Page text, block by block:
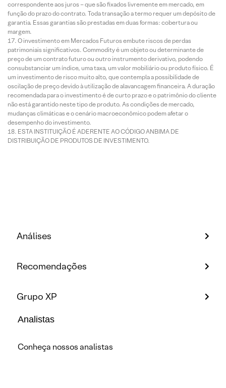
correspondente aos juros – que são fixados livremente em mercado, em
função do prazo do contrato. Toda transação a termo requer um depósito de
garantia. Essas garantias são prestadas em duas formas: cobertura ou
margem.
O investimento em Mercados Futuros embute riscos de perdas
patrimoniais significativos. Commodity é um objeto ou determinante de
preço de um contrato futuro ou outro instrumento derivativo, podendo
consubstanciar um índice, uma taxa, um valor mobiliário ou produto físico. É
um investimento de risco muito alto, que contempla a possibilidade de
oscilação de preço devido à utilização de alavancagem financeira. A duração
recomendada para o investimento é de curto prazo e o patrimônio do cliente
não está garantido neste tipo de produto. As condições de mercado,
mudanças climáticas e o cenário macroeconômico podem afetar o
desempenho do investimento.
ESTA INSTITUIÇÃO É ADERENTE AO CÓDIGO ANBIMA DE
DISTRIBUIÇÃO DE PRODUTOS DE INVESTIMENTO.
Análises
Recomendações
Grupo XP
Analistas
Conheça nossos analistas